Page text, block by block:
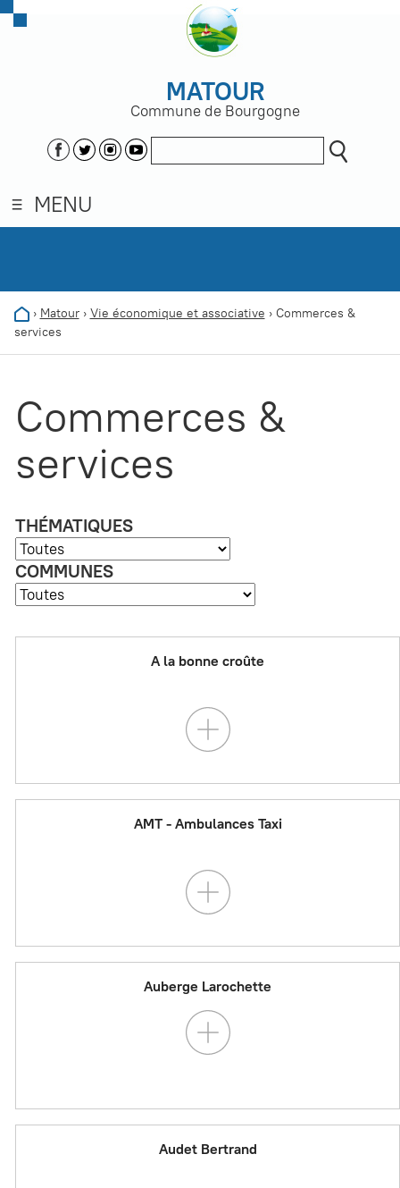
MATOUR
Commune de Bourgogne
MENU
› Matour› Vie économique et associative › Commerces &
services
Commerces &
services
THÉMATIQUES
COMMUNES
A la bonne croûte
AMT - Ambulances Taxi
Auberge Larochette
Audet Bertrand